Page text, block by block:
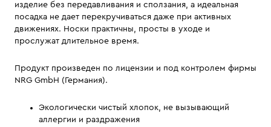
изделие без передавливания и сползания, а идеальная
посадка не дает перекручиваться даже при активных
движениях. Носки практичны, просты в уходе и
прослужат длительное время.
Продукт произведен по лицензии и под контролем фирмы
NRG GmbH (Германия).
Экологически чистый хлопок, не вызывающий
аллергии и раздражения